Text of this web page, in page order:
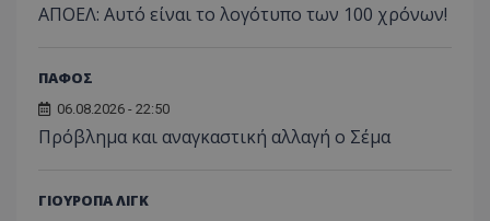
ΑΠΟΕΛ: Αυτό είναι το λογότυπο των 100 χρόνων!
ΠΑΦΟΣ
06.08.2026 - 22:50
Πρόβλημα και αναγκαστική αλλαγή ο Σέμα
ΓΙΟΥΡΟΠΑ ΛΙΓΚ